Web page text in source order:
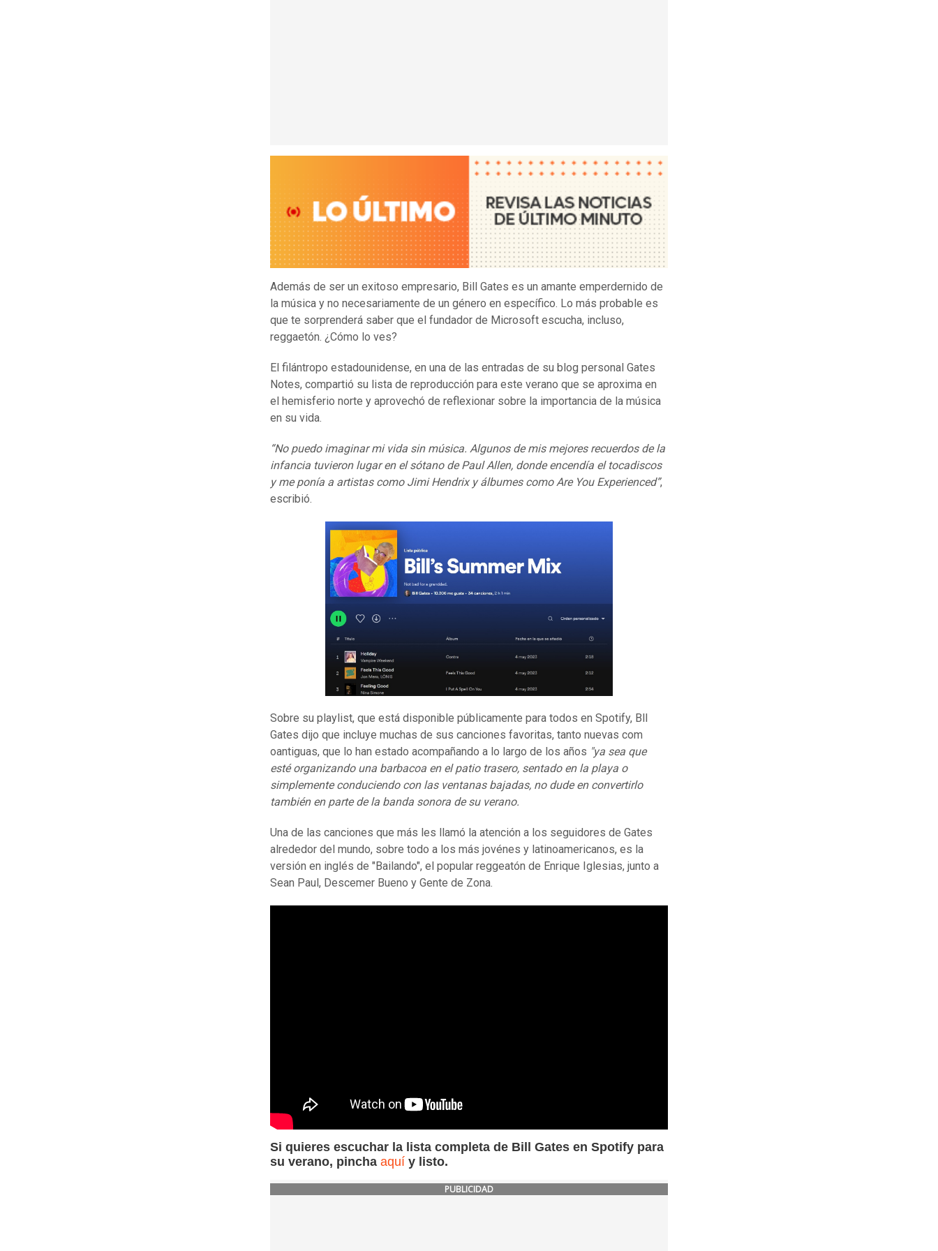
Además de ser un exitoso empresario, Bill Gates es un amante emperdernido de
la música y no necesariamente de un género en específico. Lo más probable es
que te sorprenderá saber que el fundador de Microsoft escucha, incluso,
reggaetón. ¿Cómo lo ves?
El filántropo estadounidense, en una de las entradas de su blog personal Gates
Notes, compartió su lista de reproducción para este verano que se aproxima en
el hemisferio norte y aprovechó de reflexionar sobre la importancia de la música
en su vida.
“No puedo imaginar mi vida sin música. Algunos de mis mejores recuerdos de la
infancia tuvieron lugar en el sótano de Paul Allen, donde encendía el tocadiscos
y me ponía a artistas como Jimi Hendrix y álbumes como Are You Experienced”,
escribió.
Sobre su playlist, que está disponible públicamente para todos en Spotify, Bll
Gates dijo que incluye muchas de sus canciones favoritas, tanto nuevas com
oantiguas, que lo han estado acompañando a lo largo de los años "ya sea que
esté organizando una barbacoa en el patio trasero, sentado en la playa o
simplemente conduciendo con las ventanas bajadas, no dude en convertirlo
también en parte de la banda sonora de su verano.
Una de las canciones que más les llamó la atención a los seguidores de Gates
alrededor del mundo, sobre todo a los más jovénes y latinoamericanos, es la
versión en inglés de "Bailando", el popular reggeatón de Enrique Iglesias, junto a
Sean Paul, Descemer Bueno y Gente de Zona.
Si quieres escuchar la lista completa de Bill Gates en Spotify para
su verano, pincha aquí y listo.
PUBLICIDAD